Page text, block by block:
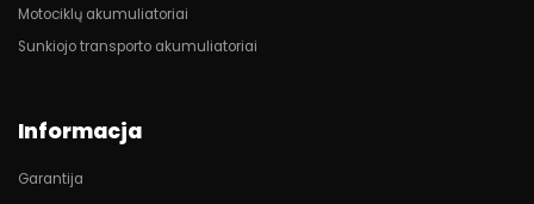
Motociklų akumuliatoriai
Sunkiojo transporto akumuliatoriai
Informacja
Garantija